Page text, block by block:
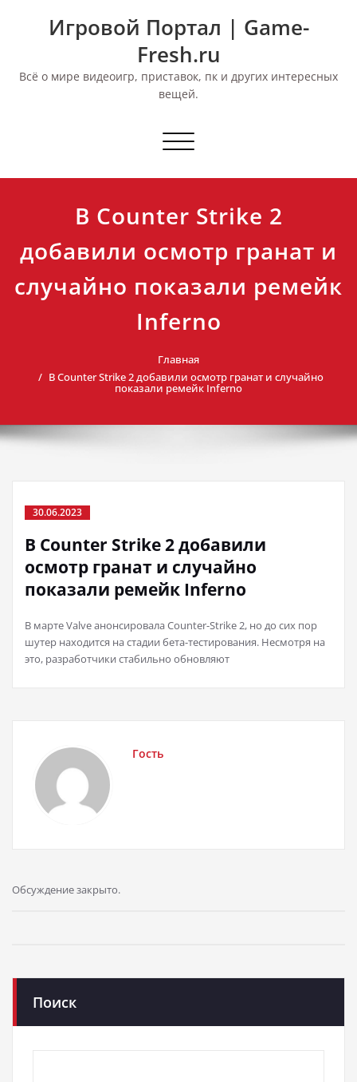
Игровой Портал | Game-
Fresh.ru
Всё о мире видеоигр, приставок, пк и других интересных
вещей.
Переключить
В Counter Strike 2
добавили осмотр гранат и
случайно показали ремейк
Inferno
Главная
В Counter Strike 2 добавили осмотр гранат и случайно
показали ремейк Inferno
30.06.2023
В Counter Strike 2 добавили
осмотр гранат и случайно
показали ремейк Inferno
В марте Valve анонсировала Counter-Strike 2, но до сих пор
шутер находится на стадии бета-тестирования. Несмотря на
это, разработчики стабильно обновляют
Гость
Обсуждение закрыто.
Поиск